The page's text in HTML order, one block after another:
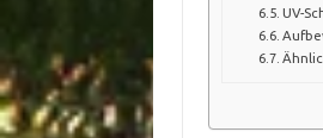
UV-